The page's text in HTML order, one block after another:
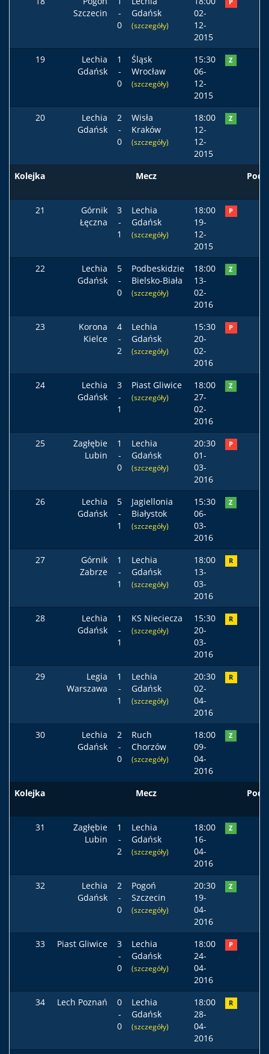
Szczecin
-
0
Gdańsk
(szczegóły)
02-
12-
2015
P
19
Lechia
Gdańsk
1
-
0
Śląsk
Wrocław
(szczegóły)
15:30
06-
12-
2015
Z
20
Lechia
Gdańsk
2
-
0
Wisła
Kraków
(szczegóły)
18:00
12-
12-
2015
Z
Kolejka Mecz
21
Górnik
Łęczna
3
-
1
Lechia
Gdańsk
(szczegóły)
18:00
19-
12-
2015
P
22
Lechia
Gdańsk
5
-
0
Podbeskidzie
Bielsko-Biała
(szczegóły)
18:00
13-
02-
2016
Z
23
Korona
Kielce
4
-
2
Lechia
Gdańsk
(szczegóły)
15:30
20-
02-
2016
P
24
Lechia
Gdańsk
3
-
1
Piast Gliwice
(szczegóły)
18:00
27-
02-
2016
Z
25
Zagłębie
Lubin
1
-
0
Lechia
Gdańsk
(szczegóły)
20:30
01-
03-
2016
P
26
Lechia
Gdańsk
5
-
1
Jagiellonia
Białystok
(szczegóły)
15:30
06-
03-
2016
Z
27
Górnik
Zabrze
1
-
1
Lechia
Gdańsk
(szczegóły)
18:00
13-
03-
2016
R
28
Lechia
Gdańsk
1
-
1
KS Nieciecza
(szczegóły)
15:30
20-
03-
2016
R
29
Legia
Warszawa
1
-
1
Lechia
Gdańsk
(szczegóły)
20:30
02-
04-
2016
R
30
Lechia
Gdańsk
2
-
0
Ruch
Chorzów
(szczegóły)
18:00
09-
04-
2016
Z
Kolejka Mecz
31
Zagłębie
Lubin
1
-
2
Lechia
Gdańsk
(szczegóły)
18:00
16-
04-
2016
Z
32
Lechia
Gdańsk
2
-
0
Pogoń
Szczecin
(szczegóły)
20:30
19-
04-
2016
Z
33 Piast Gliwice
3
-
0
Lechia
Gdańsk
(szczegóły)
18:00
24-
04-
2016
P
34 Lech Poznań
0
-
0
Lechia
Gdańsk
(szczegóły)
18:00
28-
04-
2016
R